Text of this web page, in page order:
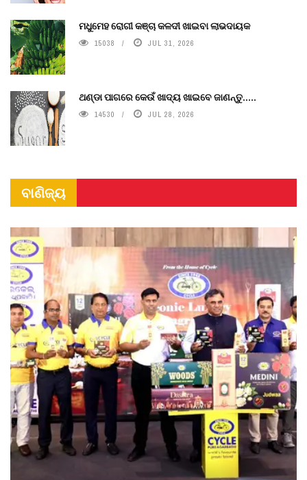
ମଧୁମେହ ରୋଗୀ କଞ୍ଚା କଳଦୀ ଖାଇବା ଲାଭଦାୟକ
15038 JUL 31, 2026
ଥଣ୍ଡା ପାଗରେ କେଉଁ ଖାଦ୍ୟ ଖାଇବେ ଜାଣନ୍ତୁ.....
14530 JUL 28, 2026
ବାଣିଜ୍ୟ